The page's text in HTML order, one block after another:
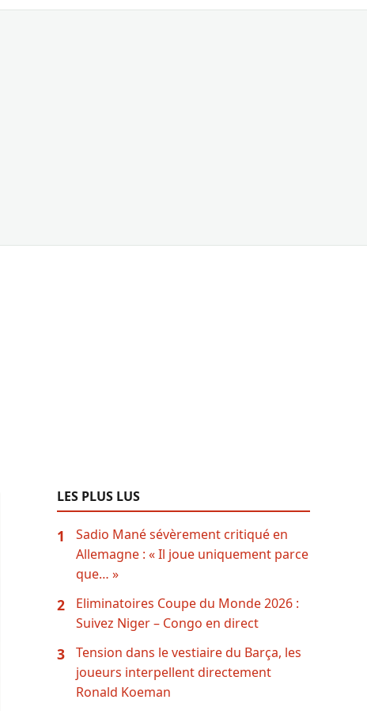
LES PLUS LUS
1
Sadio Mané sévèrement critiqué en
Allemagne : « Il joue uniquement parce
que… »
2
Eliminatoires Coupe du Monde 2026 :
Suivez Niger – Congo en direct
3
Tension dans le vestiaire du Barça, les
joueurs interpellent directement
Ronald Koeman